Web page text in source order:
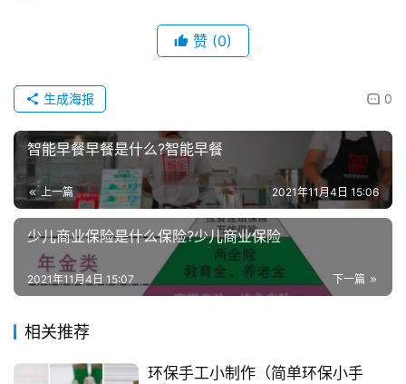
赞 (0)
0
生成海报
智能早餐早餐是什么?智能早餐
上一篇 2021年11月4日 15:06
少儿商业保险是什么保险?少儿商业保险
下一篇
2021年11月4日 15:07
相关推荐
环保手工小制作（简单环保小手